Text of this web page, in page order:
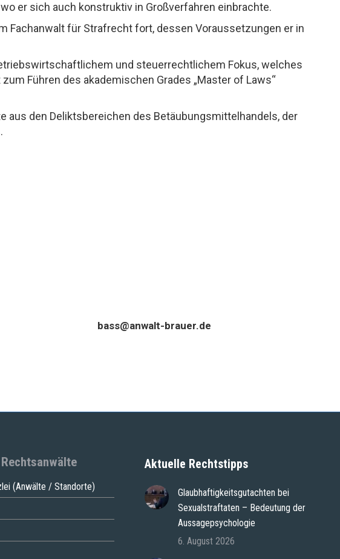
er sich auch konstruktiv in Großverfahren einbrachte.
Fachanwalt für Strafrecht fort, dessen Voraussetzungen er in
und steuerrechtlichem Fokus, welches
Führen des akademischen Grades „Master of Laws“
aus den Deliktsbereichen des Betäubungsmittelhandels, der
bass@anwalt-brauer.de
Rechtsanwälte
(Anwälte / Standorte)
Aktuelle Rechtstipps
Glaubhaftigkeitsgutachten bei
Sexualstraftaten – Bedeutung der
Aussagepsychologie
6. August 2026